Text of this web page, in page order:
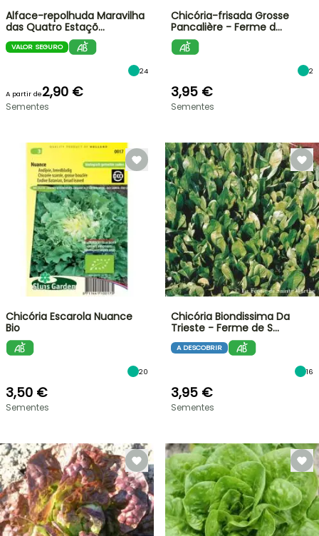
Alface-repolhuda Maravilha
das Quatro Estaçõ…
VALOR SEGURO
24
A partir de2,90 €
Sementes
Chicória-frisada Grosse
Pancalière - Ferme d…
2
3,95 €
Sementes
Chicória Escarola Nuance
Bio
20
3,50 €
Sementes
Chicória Biondissima Da
Trieste - Ferme de S…
A DESCOBRIR
16
3,95 €
Sementes